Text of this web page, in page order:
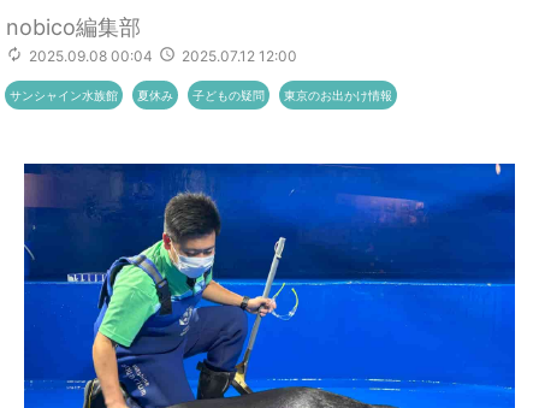
nobico編集部
2025.09.08 00:04 2025.07.12 12:00
サンシャイン水族館 夏休み 子どもの疑問 東京のお出かけ情報